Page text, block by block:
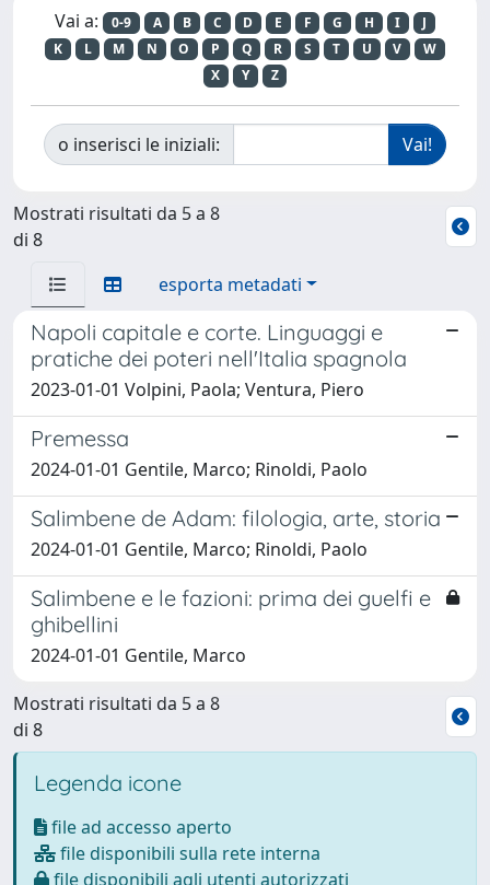
Vai a: 0-9 A B C D E F G H I
J
K
L M N O P Q R S T U V
W
X
Y Z
o inserisci le iniziali:
Mostrati risultati da 5 a 8
di 8
esporta metadati
Napoli capitale e corte. Linguaggi e
pratiche dei poteri nell'Italia spagnola
2023-01-01 Volpini, Paola; Ventura, Piero
Premessa
2024-01-01 Gentile, Marco; Rinoldi, Paolo
Salimbene de Adam: filologia, arte, storia
2024-01-01 Gentile, Marco; Rinoldi, Paolo
Salimbene e le fazioni: prima dei guelfi e
ghibellini
2024-01-01 Gentile, Marco
Mostrati risultati da 5 a 8
di 8
Legenda icone
file ad accesso aperto
file disponibili sulla rete interna
file disponibili agli utenti autorizzati